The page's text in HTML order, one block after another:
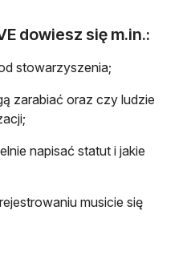
dowiesz się m.in.:
stowarzyszenia;
zarabiać oraz czy ludzie
napisać statut i jakie
musicie się